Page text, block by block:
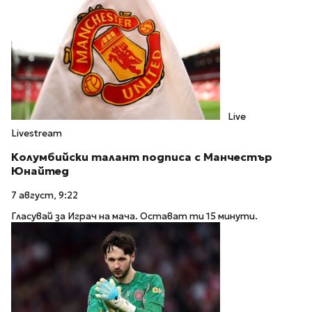
Live
Livestream
Колумбийски талант подписа с Манчестър
Юнайтед
7 август, 9:22
Гласувай за Играч на мача. Остават ти 15 минути.